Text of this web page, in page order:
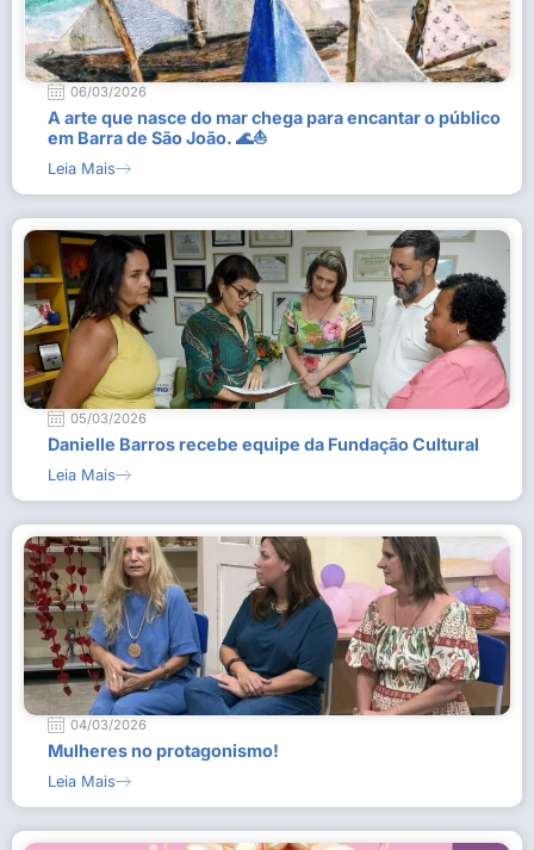
06/03/2026
A arte que nasce do mar chega para encantar o público
em Barra de São João. 🌊⛵
Leia Mais
05/03/2026
Danielle Barros recebe equipe da Fundação Cultural
Leia Mais
04/03/2026
Mulheres no protagonismo!
Leia Mais